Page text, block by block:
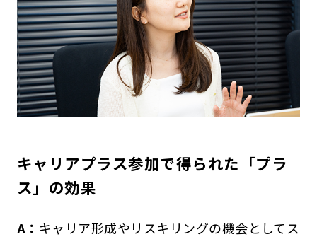
キャリアプラス参加で得られた「プラ
ス」の効果
A： キャリア形成やリスキリングの機会としてス